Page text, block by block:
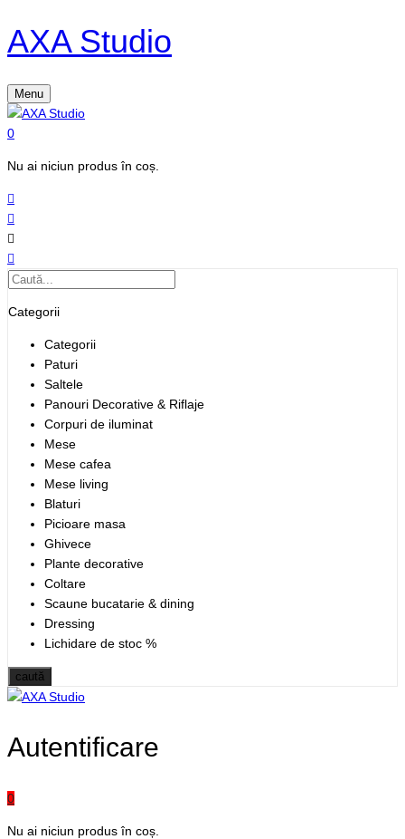
AXA Studio
Menu
0
Nu ai niciun produs în coș.
Categorii
Categorii
Paturi
Saltele
Panouri Decorative & Riflaje
Corpuri de iluminat
Mese
Mese cafea
Mese living
Blaturi
Picioare masa
Ghivece
Plante decorative
Coltare
Scaune bucatarie & dining
Dressing
Lichidare de stoc %
caută
Autentificare
0
Nu ai niciun produs în coș.